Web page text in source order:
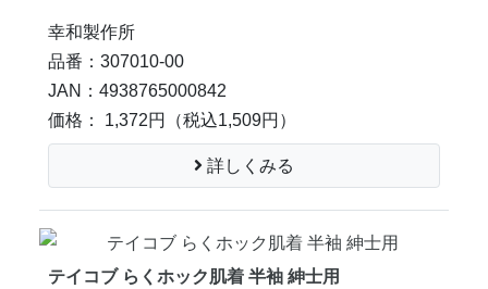
幸和製作所
品番：307010-00
JAN：4938765000842
価格： 1,372円
（税込1,509円）
詳しくみる
テイコブ らくホック肌着 半袖 紳士用